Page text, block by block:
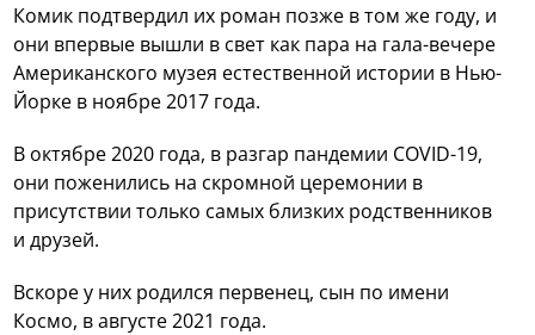
Комик подтвердил их роман позже в том же году, и
они впервые вышли в свет как пара на гала-вечере
Американского музея естественной истории в Нью-
Йорке в ноябре 2017 года.
В октябре 2020 года, в разгар пандемии COVID-19,
они поженились на скромной церемонии в
присутствии только самых близких родственников
и друзей.
Вскоре у них родился первенец, сын по имени
Космо, в августе 2021 года.